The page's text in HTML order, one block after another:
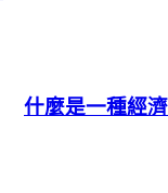
什麼是一種經